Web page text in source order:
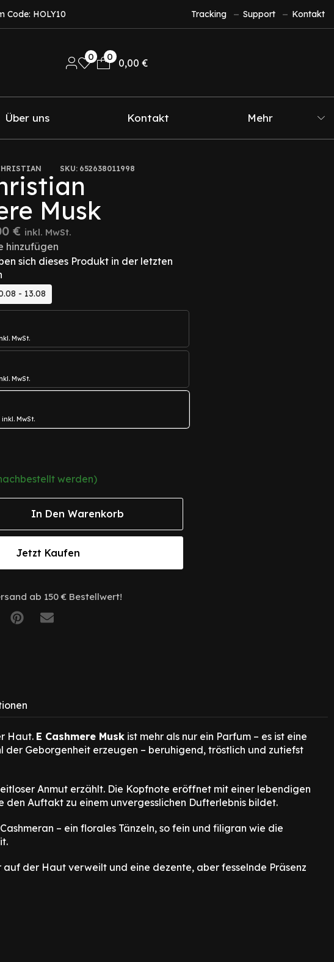
Code: HOLY10 Tracking Support Kontakt
0 0
0,00 €
Über uns Kontakt Mehr
SKU: 652638011998
Musk
€ inkl. MwSt.
hinzufügen
sich dieses Produkt in der letzten
- 13.08
MwSt.
MwSt.
inkl. MwSt.
werden)
In Den Warenkorb
Jetzt Kaufen
ab 150 € Bestellwert!
Haut. E Cashmere Musk ist mehr als nur ein Parfum – es ist eine
der Geborgenheit erzeugen – beruhigend, tröstlich und zutiefst
Anmut erzählt. Die Kopfnote eröffnet mit einer lebendigen
Auftakt zu einem unvergesslichen Dufterlebnis bildet.
– ein florales Tänzeln, so fein und filigran wie die
auf der Haut verweilt und eine dezente, aber fesselnde Präsenz